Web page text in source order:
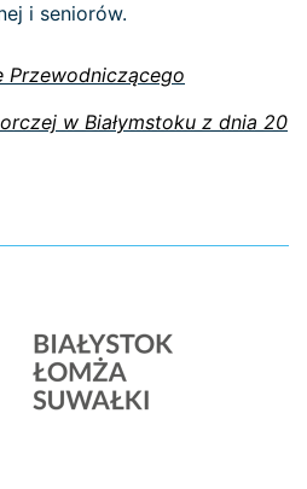
i seniorów.
w Białymstoku z dnia 20